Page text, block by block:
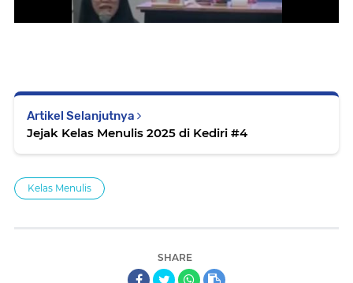
Artikel Selanjutnya
Jejak Kelas Menulis 2025 di Kediri #4
Kelas Menulis
SHARE